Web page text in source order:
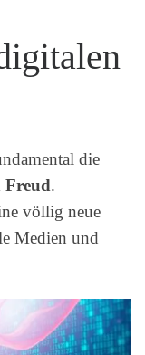
die
Freud.
völlig neue
Medien und